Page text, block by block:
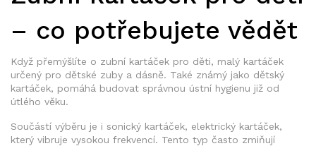
– co potřebujete vědět
Když přemýšlíte o zubní kartáček pro děti, malý kartáček
určený pro dětské zuby a dásně. Také známý jako dětský
kartáček, pomáhá budovat správnou ústní hygienu již od
útlého věku.
Součástí výběru je i sonický kartáček, elektrický kartáček,
který vibruje vysokou frekvencí. Tento typ často zmiňují